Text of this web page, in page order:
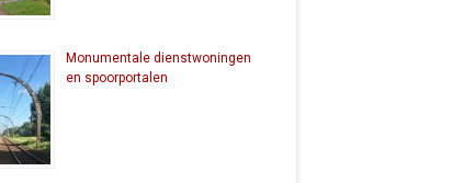
Monumentale dienstwoningen
en spoorportalen